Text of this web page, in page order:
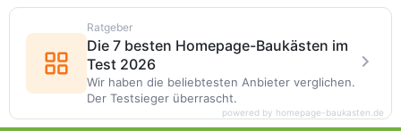
Ratgeber
Die 7 besten Homepage-Baukästen im
Test 2026
Wir haben die beliebtesten Anbieter verglichen.
Der Testsieger überrascht.
powered by homepage-baukasten.de